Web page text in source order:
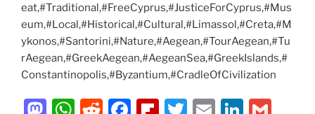
eat,#Traditional,#FreeCyprus,#JusticeForCyprus,#Mus
eum,#Local,#Historical,#Cultural,#Limassol,#Creta,#M
ykonos,#Santorini,#Nature,#Aegean,#TourAegean,#Tu
rAegean,#GreekAegean,#AegeanSea,#GreekIslands,#
Constantinopolis,#Byzantium,#CradleOfCivilization